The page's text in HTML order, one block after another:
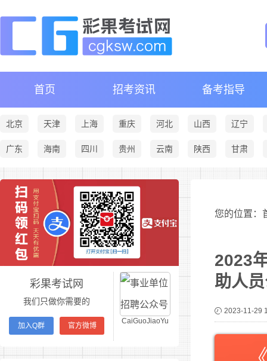
首页 招考资讯 备考指导
北京 天津 上海 重庆 河北 山西 辽宁
广东 海南 四川 贵州 云南 陕西 甘肃
彩果考试网
我们只做你需要的
加入Q群 官方微博
CaiGuoJiaoYu
您的位置：
2023
助人
2023-11-29